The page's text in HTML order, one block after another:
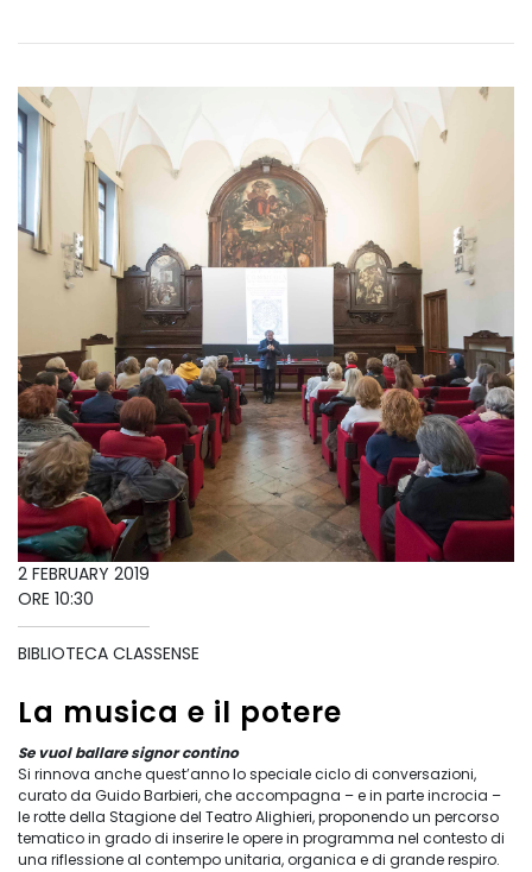
2 FEBRUARY 2019
ORE 10:30
BIBLIOTECA CLASSENSE
La musica e il potere
Se vuol ballare signor contino
Si rinnova anche quest’anno lo speciale ciclo di conversazioni,
curato da Guido Barbieri, che accompagna – e in parte incrocia –
le rotte della Stagione del Teatro Alighieri, proponendo un percorso
tematico in grado di inserire le opere in programma nel contesto di
una riflessione al contempo unitaria, organica e di grande respiro.